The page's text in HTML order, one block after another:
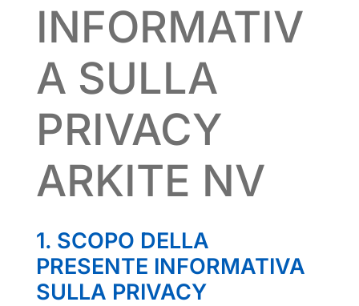
INFORMATIV
A SULLA
PRIVACY
ARKITE NV
1. SCOPO DELLA
PRESENTE INFORMATIVA
SULLA PRIVACY